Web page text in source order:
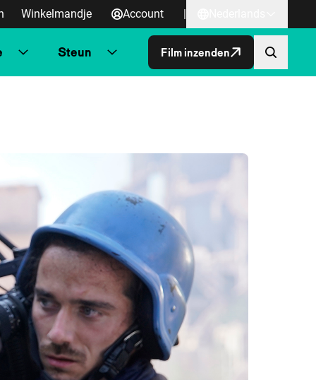
Winkelmandje Account |
Steun Film inzenden